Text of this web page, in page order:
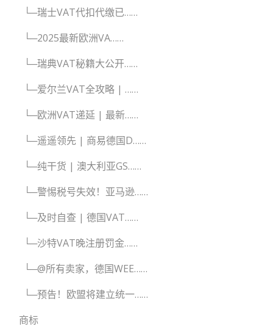
└─瑞士VAT代扣代缴已……
└─2025最新欧洲VA……
└─瑞典VAT秘籍大公开……
└─爱尔兰VAT全攻略 | ……
└─欧洲VAT递延 | 最新……
└─遥遥领先 | 商易德国D……
└─纯干货 | 澳大利亚GS……
└─警惕税号失效！亚马逊……
└─及时自查 | 德国VAT……
└─沙特VAT晚注册罚金……
└─@所有卖家，德国WEE……
└─预告！欧盟将建立统一……
商标